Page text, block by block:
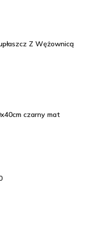
Z Wężownicą
czarny mat